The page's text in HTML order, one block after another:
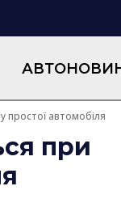
простої автомобіля
при